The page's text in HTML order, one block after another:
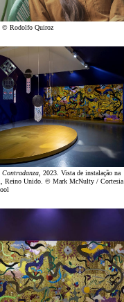
© Rodolfo Quiroz
Contradanza , 2023. Vista de instalação na
Reino Unido. © Mark McNulty / Cortesia